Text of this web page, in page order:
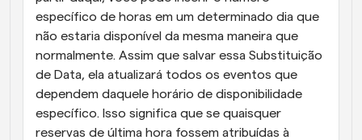
específico de horas em um determinado dia que
não estaria disponível da mesma maneira que
normalmente. Assim que salvar essa Substituição
de Data, ela atualizará todos os eventos que
dependem daquele horário de disponibilidade
específico. Isso significa que se quaisquer
reservas de última hora fossem atribuídas à